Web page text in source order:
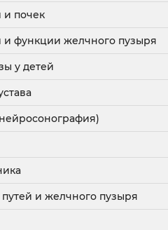
почек
функции желчного пузыря
у детей
и желчного пузыря